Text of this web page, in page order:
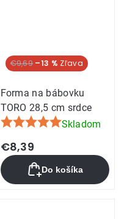
€9,69 –13 %
Forma na bábovku
TORO 28,5 cm srdce
Priemerné
hodnotenie
produktu
je
5,0
Skladom
€8,39
Do košíka